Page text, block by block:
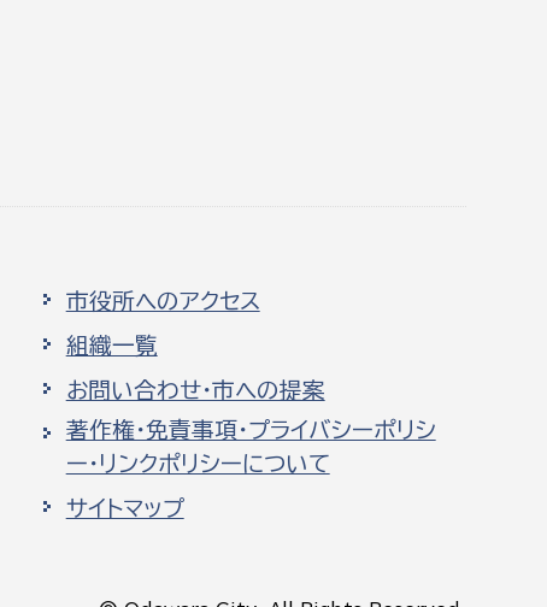
市役所へのアクセス
組織一覧
お問い合わせ・市への提案
著作権・免責事項・プライバシーポリシ
ー・リンクポリシーについて
サイトマップ